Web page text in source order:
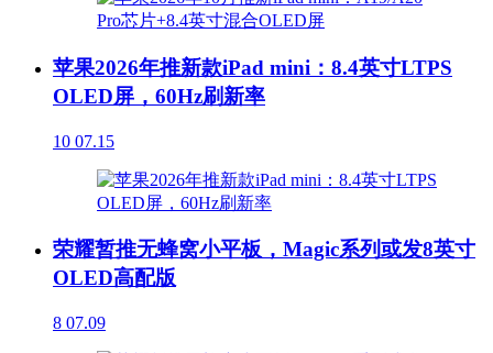
苹果2026年推新款iPad mini：8.4英寸LTPS
OLED屏，60Hz刷新率
10 07.15
荣耀暂推无蜂窝小平板，Magic系列或发8英寸
OLED高配版
8 07.09